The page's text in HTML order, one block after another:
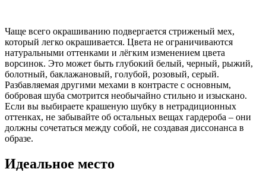
Чаще всего окрашиванию подвергается стриженый мех,
который легко окрашивается. Цвета не ограничиваются
натуральными оттенками и лёгким изменением цвета
ворсинок. Это может быть глубокий белый, черный, рыжий,
болотный, баклажановый, голубой, розовый, серый.
Разбавляемая другими мехами в контрасте с основным,
бобровая шуба смотрится необычайно стильно и изыскано.
Если вы выбираете крашеную шубку в нетрадиционных
оттенках, не забывайте об остальных вещах гардероба – они
должны сочетаться между собой, не создавая диссонанса в
образе.
Идеальное место